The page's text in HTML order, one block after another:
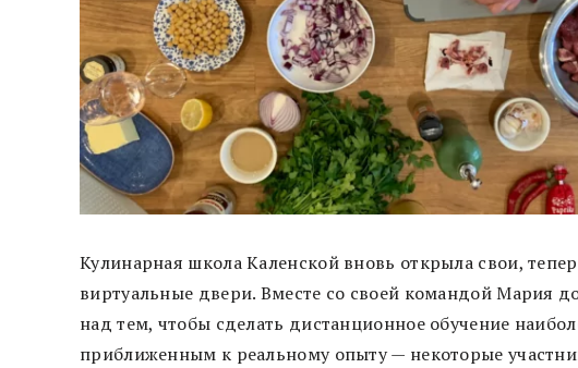
Кулинарная школа Каленской вновь открыла свои,
виртуальные двери. Вместе со своей командой Мария
над тем, чтобы сделать дистанционное обучение
приближенным к реальному опыту — некоторые